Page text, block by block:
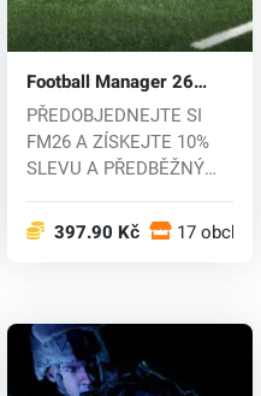
Football Manager 26
(PC) key
PŘEDOBJEDNEJTE SI
FM26 A ZÍSKEJTE 10%
SLEVU A PŘEDBĚŽNÝ
397.90 Kč 17